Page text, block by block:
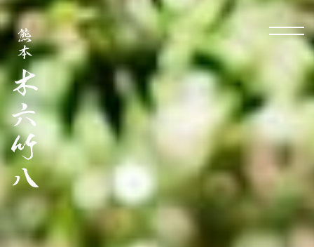
Menu
TOP
ABOUT
PRODUCTS
NEWS
GUIDE
CONTACT